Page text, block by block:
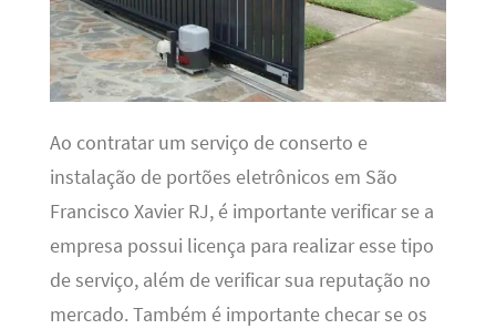
Ao contratar um serviço de conserto e
instalação de portões eletrônicos em São
Francisco Xavier RJ, é importante verificar se a
empresa possui licença para realizar esse tipo
de serviço, além de verificar sua reputação no
mercado. Também é importante checar se os